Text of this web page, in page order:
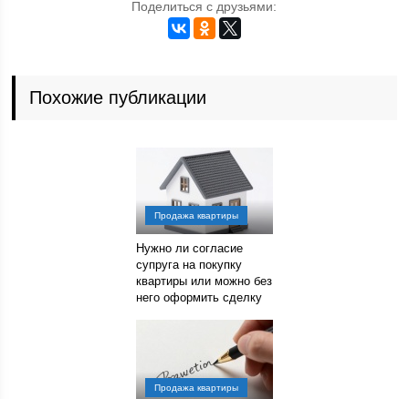
Поделиться с друзьями:
Похожие публикации
Продажа квартиры
Нужно ли согласие
супруга на покупку
квартиры или можно без
него оформить сделку
Продажа квартиры